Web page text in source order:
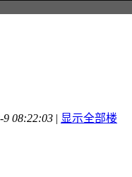
08:22:03 | 显示全部楼